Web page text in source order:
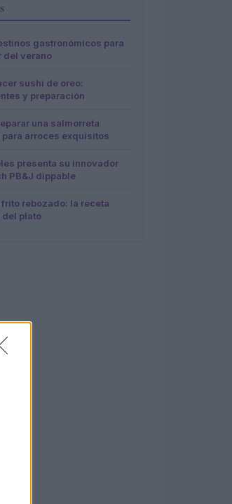
gastronómicos para
del verano
sushi de oreo:
y preparación
una salmorreta
para arroces exquisitos
presenta su innovador
PB&J dippable
rebozado: la receta
del plato